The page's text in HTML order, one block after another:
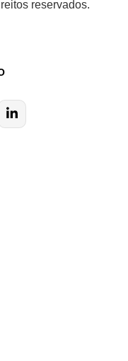
reservados.